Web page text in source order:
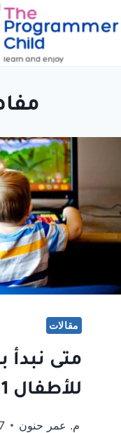
إلى
مقالات
متى نبدأ
للأطفال 1 من 2
م. عمر حنون 7